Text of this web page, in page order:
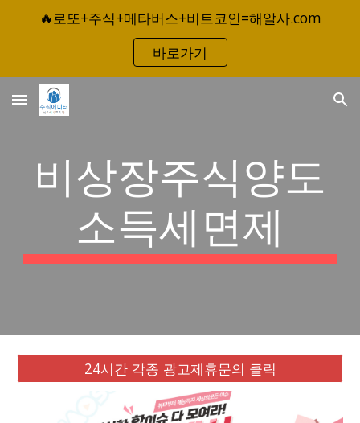
Skip to main content Skip to navigation
🔥로또+주식+메타버스+비트코인=해알사.com
바로가기
비상장주식양도
소득세면제
24시간 각종 광고제휴문의 클릭